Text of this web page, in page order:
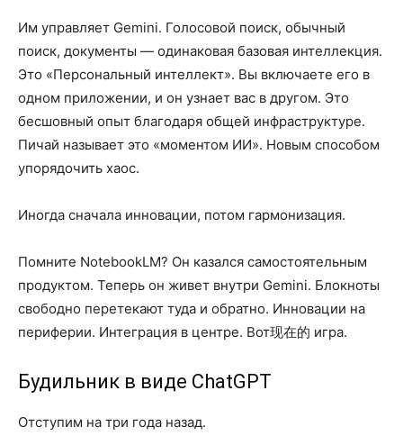
Им управляет Gemini. Голосовой поиск, обычный
поиск, документы — одинаковая базовая интеллекция.
Это «Персональный интеллект». Вы включаете его в
одном приложении, и он узнает вас в другом. Это
бесшовный опыт благодаря общей инфраструктуре.
Пичай называет это «моментом ИИ». Новым способом
упорядочить хаос.
Иногда сначала инновации, потом гармонизация.
Помните NotebookLM? Он казался самостоятельным
продуктом. Теперь он живет внутри Gemini. Блокноты
свободно перетекают туда и обратно. Инновации на
периферии. Интеграция в центре. Вот现在的 игра.
Будильник в виде ChatGPT
Отступим на три года назад.